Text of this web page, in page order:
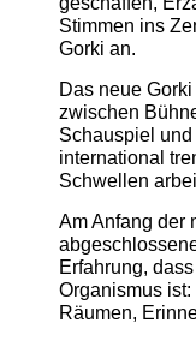
Stimmen ins
Gorki an.
Das neue
zwischen
Schauspiel
international
Schwellen
Am Anfang der
Erfahrung,
Organismus
Räumen,